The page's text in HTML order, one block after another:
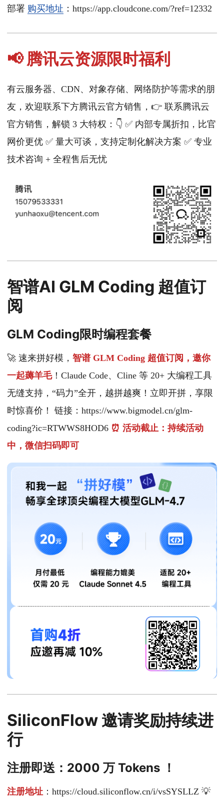
部署 购买地址 ：https://app.cloudcone.com/?ref=12332
📢 腾讯云资源限时福利
有云服务器、CDN、对象存储、网络防护等需求的朋
友，欢迎联系下方腾讯云官方销售，👉 联系腾讯云
官方销售，解锁 3 大特权：👇 ✅ 内部专属折扣，比官
网价更优 ✅ 量大可谈，支持定制化解决方案 ✅ 专业
技术咨询 + 全程售后无忧
智谱AI GLM Coding 超值订
阅
GLM Coding限时编程套餐
🚀 速来拼好模， 智谱 GLM Coding 超值订阅，邀你
一起薅羊毛！Claude Code、Cline 等 20+ 大编程工具
无缝支持，“码力”全开，越拼越爽！立即开拼，享限
时惊喜价！ 链接：https://www.bigmodel.cn/glm-
coding?ic=RTWWS8HOD6 ⏰ 活动截止：持续活动
中，微信扫码即可
SiliconFlow 邀请奖励持续进
行
注册即送：2000 万 Tokens ！
注册地址 ：https://cloud.siliconflow.cn/i/vsSYSLLZ 💡